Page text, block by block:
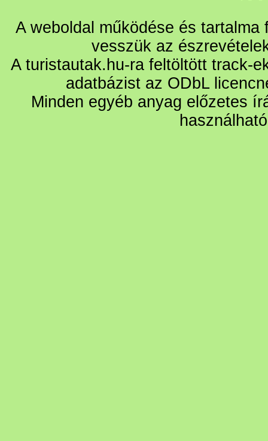
A weboldal működése és
vesszük az
A turistautak.hu-ra feltöltött track-
adatbázist az ODbL
Minden egyéb anyag előzetes